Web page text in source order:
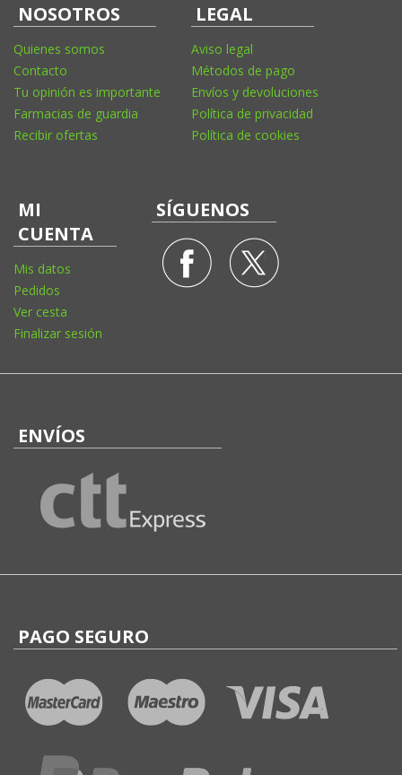
NOSOTROS
Quienes somos
Contacto
Tu opinión es importante
Farmacias de guardia
Recibir ofertas
LEGAL
Aviso legal
Métodos de pago
Envíos y devoluciones
Política de privacidad
Política de cookies
MI
CUENTA
Mis datos
Pedidos
Ver cesta
Finalizar sesión
SÍGUENOS
ENVÍOS
PAGO SEGURO